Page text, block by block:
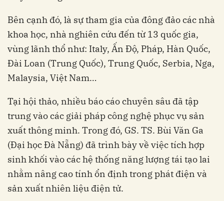
Bên cạnh đó, là sự tham gia của đông đảo các nhà
khoa học, nhà nghiên cứu đến từ 13 quốc gia,
vùng lãnh thổ như: Italy, Ấn Độ, Pháp, Hàn Quốc,
Đài Loan (Trung Quốc), Trung Quốc, Serbia, Nga,
Malaysia, Việt Nam…
Tại hội thảo, nhiều báo cáo chuyên sâu đã tập
trung vào các giải pháp công nghệ phục vụ sản
xuất thông minh. Trong đó, GS. TS. Bùi Văn Ga
(Đại học Đà Nẵng) đã trình bày về việc tích hợp
sinh khối vào các hệ thống năng lượng tái tạo lai
nhằm nâng cao tính ổn định trong phát điện và
sản xuất nhiên liệu điện tử.